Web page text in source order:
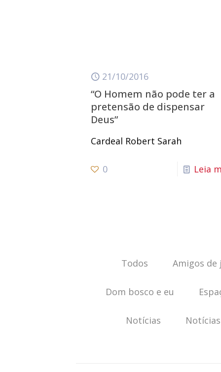
21/10/2016
“O Homem não pode ter a
pretensão de dispensar
Deus”
Cardeal Robert Sarah
0 Leia
Todos Amigos de
Dom bosco e eu
Notícias